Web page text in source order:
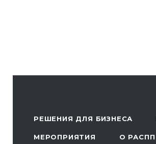
РЕШЕНИЯ ДЛЯ БИЗНЕСА
МЕРОПРИЯТИЯ О РАСПП